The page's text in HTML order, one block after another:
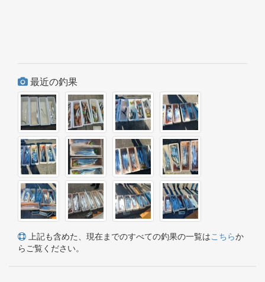
最近の釣果
上記も含めた、現在までのすべての釣果の一覧はこちらか
らご覧ください。